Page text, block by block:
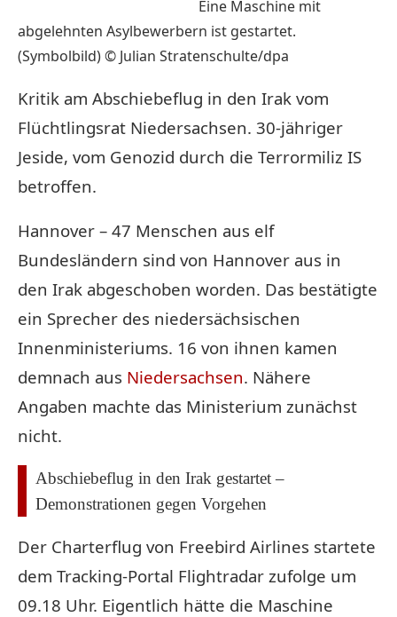
Eine Maschine mit
abgelehnten Asylbewerbern ist gestartet.
(Symbolbild) © Julian Stratenschulte/dpa
Kritik am Abschiebeflug in den Irak vom
Flüchtlingsrat Niedersachsen. 30-jähriger
Jeside, vom Genozid durch die Terrormiliz IS
betroffen.
Hannover – 47 Menschen aus elf
Bundesländern sind von Hannover aus in
den Irak abgeschoben worden. Das bestätigte
ein Sprecher des niedersächsischen
Innenministeriums. 16 von ihnen kamen
demnach aus Niedersachsen. Nähere
Angaben machte das Ministerium zunächst
nicht.
Abschiebeflug in den Irak gestartet –
Demonstrationen gegen Vorgehen
Der Charterflug von Freebird Airlines startete
dem Tracking-Portal Flightradar zufolge um
09.18 Uhr. Eigentlich hätte die Maschine